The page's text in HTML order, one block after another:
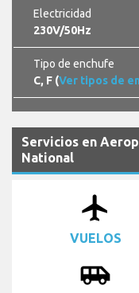
Electricidad
230V/50Hz
Tipo de enchufe
C, F (Ver tipos de
Servicios en
National
airplanemode_active
VUELOS
airport_shuttle